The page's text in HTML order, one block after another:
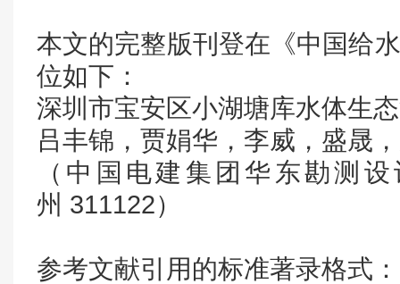
本文的完整版刊登在《中国给
位如下：
深圳市宝安区小湖塘库水体生
吕丰锦，贾娟华，李威，盛晟
（中国电建集团华东勘测
州 311122）
参考文献引用的标准著录格式：